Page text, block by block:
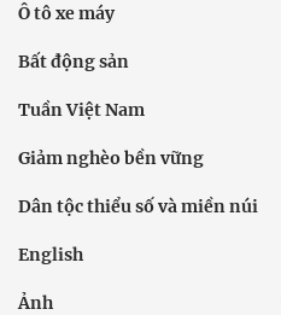
Ô tô xe máy
Bất động sản
Tuần Việt Nam
Giảm nghèo bền vững
Dân tộc thiểu số và miền núi
English
Ảnh